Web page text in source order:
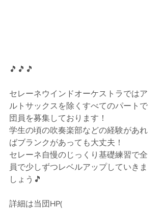
🎵🎵🎵
セレーネウインドオーケストラではア
ルトサックスを除くすべてのパートで
団員を募集しております！
学生の頃の吹奏楽部などの経験があれ
ばブランクがあっても大丈夫！
セレーネ自慢のじっくり基礎練習で全
員で少しずつレベルアップしていきま
しょう🎵
詳細は当団HP(